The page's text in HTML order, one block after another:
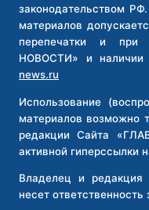
законодательством
материалов
перепечатки и при
НОВОСТИ» и наличии
news.ru
Использование
материалов возможно
редакции Сайта
активной гиперссылки
Владелец и
несет ответственность